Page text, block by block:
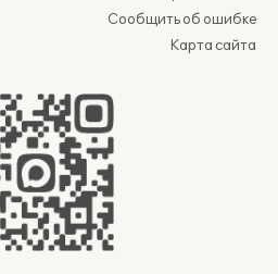
Сообщить об ошибке
Карта сайта